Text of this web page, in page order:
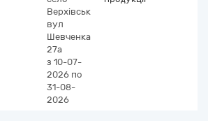
Верхівськ
вул
Шевченка
27а
з 10-07-
2026 по
31-08-
2026